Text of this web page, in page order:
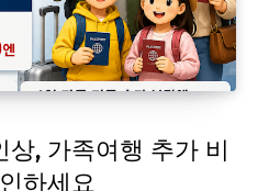
상, 가족여행 추가 비
하세요